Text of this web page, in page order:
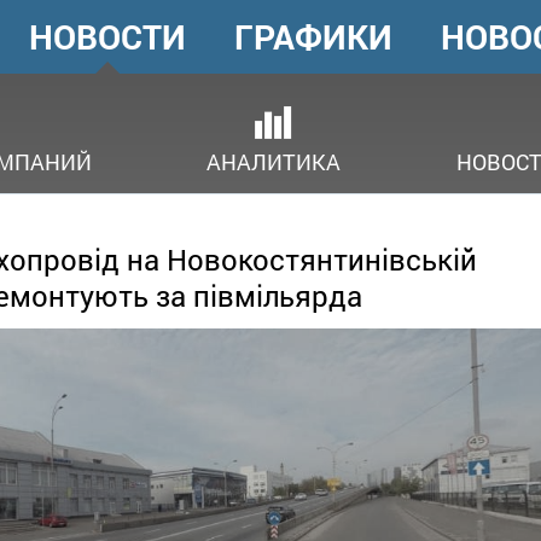
ГОЛОВНЕ
МЕНЮ
НОВОСТИ
АНАЛИТИКА
ГРАФИКИ
на Новокостянтинівській
за півмільярда